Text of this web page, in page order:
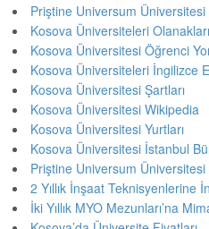
Priştine Universum Üniversitesi
Kosova Üniversiteleri Olanakları
Kosova Üniversitesi Öğrenci
Kosova Üniversiteleri İngilizce
Kosova Üniversitesi Şartları
Kosova Üniversitesi Wikipedia
Kosova Üniversitesi Yurtları
Kosova Üniversitesi İstanbul
Priştine Universum
2 Yıllık İnşaat Teknisyenlerine
İki Yıllık MYO Mezunları’na